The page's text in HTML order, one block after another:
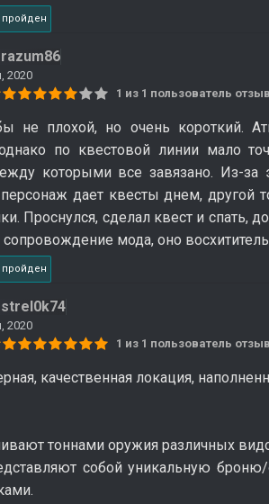
razum86
2020
1 из 1 пользователь
не плохой, но очень короткий.
по квестовой линии мало
которыми все завязано. Из-за
дает квесты днем, другой
Проснулся, сделал квест и спать,
мода, оно
strel0k74
2020
1 из 1 пользователь
качественная локация,
тоннами оружия различных
собой уникальную